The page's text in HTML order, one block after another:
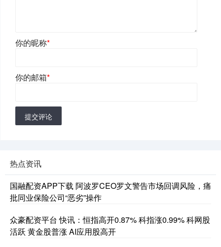
你的昵称*
你的邮箱*
提交评论
热点资讯
国融配资APP下载 阿波罗CEO罗文警告市场回调风险，痛
批同业保险公司“恶劣”操作
众豪配资平台 快讯：恒指高开0.87% 科指涨0.99% 科网股
活跃 黄金股普涨 AI应用股高开